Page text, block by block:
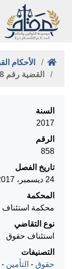
الأحكام
القضية رقم ‎858‏/‎2017‏ المنعقدة …
السنة
2017
الرقم
858
تاريخ الفصل
24 ديسمبر، 2017
المحكمة
محكمة استئناف
نوع التقاضي
استئناف حقوق
التصنيفات
حقوق - التأمين -